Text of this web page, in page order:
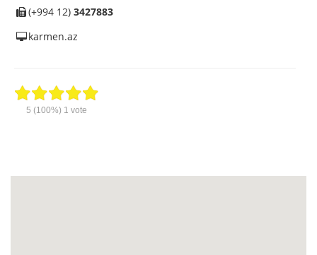
(+994 12) 3427883
karmen.az
5 (100%) 1 vote